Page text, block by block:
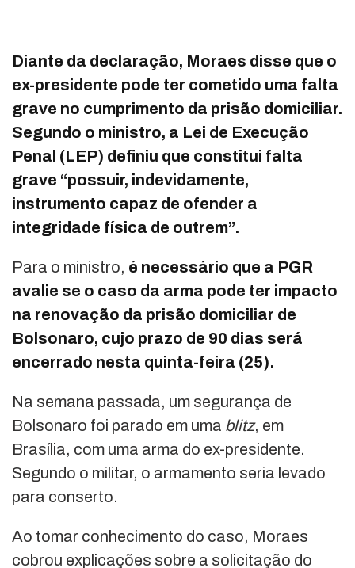
Diante da declaração, Moraes disse que o
ex-presidente pode ter cometido uma falta
grave no cumprimento da prisão domiciliar.
Segundo o ministro, a Lei de Execução
Penal (LEP) definiu que constitui falta
grave “possuir, indevidamente,
instrumento capaz de ofender a
integridade física de outrem”.
Para o ministro, é necessário que a PGR
avalie se o caso da arma pode ter impacto
na renovação da prisão domiciliar de
Bolsonaro, cujo prazo de 90 dias será
encerrado nesta quinta-feira (25).
Na semana passada, um segurança de
Bolsonaro foi parado em uma blitz, em
Brasília, com uma arma do ex-presidente.
Segundo o militar, o armamento seria levado
para conserto.
Ao tomar conhecimento do caso, Moraes
cobrou explicações sobre a solicitação do